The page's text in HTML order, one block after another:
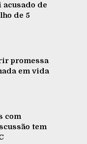
de
de 5
promessa
em vida
com
tem